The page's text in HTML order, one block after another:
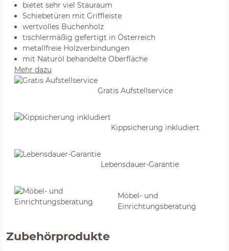
bietet sehr viel Stauraum
Schiebetüren mit Griffleiste
wertvolles Buchenholz
tischlermäßig gefertigt in Österreich
metallfreie Holzverbindungen
mit Naturöl behandelte Oberfläche
Mehr dazu
Gratis Aufstellservice
Kippsicherung inkludiert
Lebensdauer-Garantie
Möbel- und
Einrichtungsberatung
Zubehörprodukte